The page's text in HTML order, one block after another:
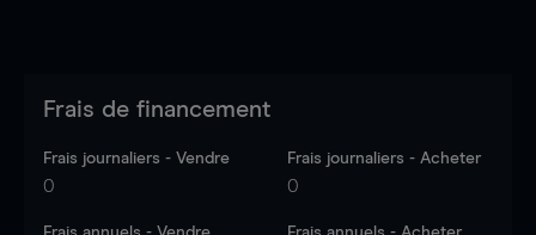
Frais de financement
Frais journaliers - Vendre
0
Frais journaliers - Acheter
0